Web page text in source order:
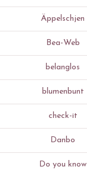
Äppelschjen
Bea-Web
belanglos
blumenbunt
check-it
Danbo
Do you know